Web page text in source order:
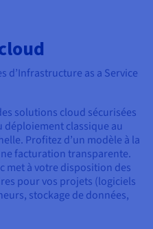
d’Infrastructure as a Service
solutions cloud sécurisées
classique au
Profitez d’un modèle à la
facturation transparente.
met à votre disposition des
pour vos projets (logiciels
stockage de données,